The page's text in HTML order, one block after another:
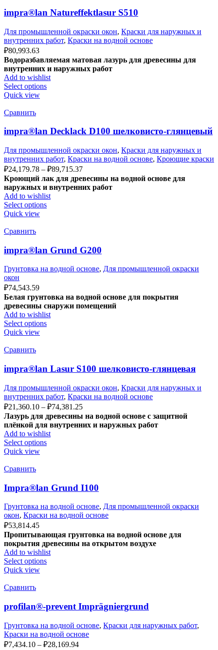
impra®lan Natureffektlasur S510
Для промышленной окраски окон, Краски для наружных и
внутренних работ, Краски на водной основе
₽80,993.63
Водоразбавляемая матовая лазурь для древесины для
внутренних и наружных работ
Add to wishlist
Select options
Quick view
Сравнить
impra®lan Decklack D100 шелковисто-глянцевый
Для промышленной окраски окон, Краски для наружных и
внутренних работ, Краски на водной основе, Кроющие краски
₽24,179.78 – ₽89,715.37
Кроющий лак для древесины на водной основе для
наружных и внутренних работ
Add to wishlist
Select options
Quick view
Сравнить
impra®lan Grund G200
Грунтовка на водной основе, Для промышленной окраски
окон
₽74,543.59
Белая грунтовка на водной основе для покрытия
древесины снаружи помещений
Add to wishlist
Select options
Quick view
Сравнить
impra®lan Lasur S100 шелковисто-глянцевая
Для промышленной окраски окон, Краски для наружных и
внутренних работ, Краски на водной основе
₽21,360.10 – ₽74,381.25
Лазурь для древесины на водной основе с защитной
плёнкой для внутренних и наружных работ
Add to wishlist
Select options
Quick view
Сравнить
Impra®lan Grund I100
Грунтовка на водной основе, Для промышленной окраски
окон, Краски на водной основе
₽53,814.45
Пропитывающая грунтовка на водной основе для
покрытия древесины на открытом воздухе
Add to wishlist
Select options
Quick view
Сравнить
profilan®-prevent Imprägniergrund
Грунтовка на водной основе, Краски для наружных работ,
Краски на водной основе
₽7,434.10 – ₽28,169.94